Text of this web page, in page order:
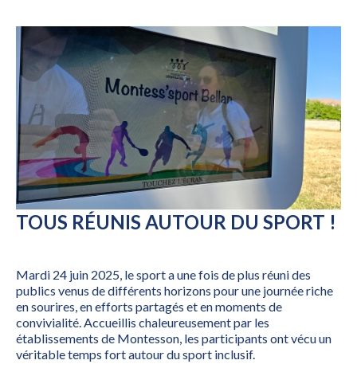
TOUS RÉUNIS AUTOUR DU SPORT !
Mardi 24 juin 2025, le sport a une fois de plus réuni des
publics venus de différents horizons pour une journée riche
en sourires, en efforts partagés et en moments de
convivialité. Accueillis chaleureusement par les
établissements de Montesson, les participants ont vécu un
véritable temps fort autour du sport inclusif.